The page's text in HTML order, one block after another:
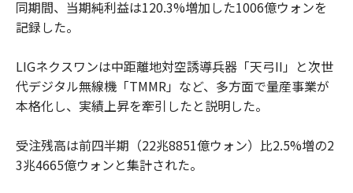
同期間、当期純利益は120.3%増加した1006億ウォンを
記録した。
LIGネクスワンは中距離地対空誘導兵器「天弓II」と次世
代デジタル無線機「TMMR」など、多方面で量産事業が
本格化し、実績上昇を牽引したと説明した。
受注残高は前四半期（22兆8851億ウォン）比2.5%増の2
3兆4665億ウォンと集計された。